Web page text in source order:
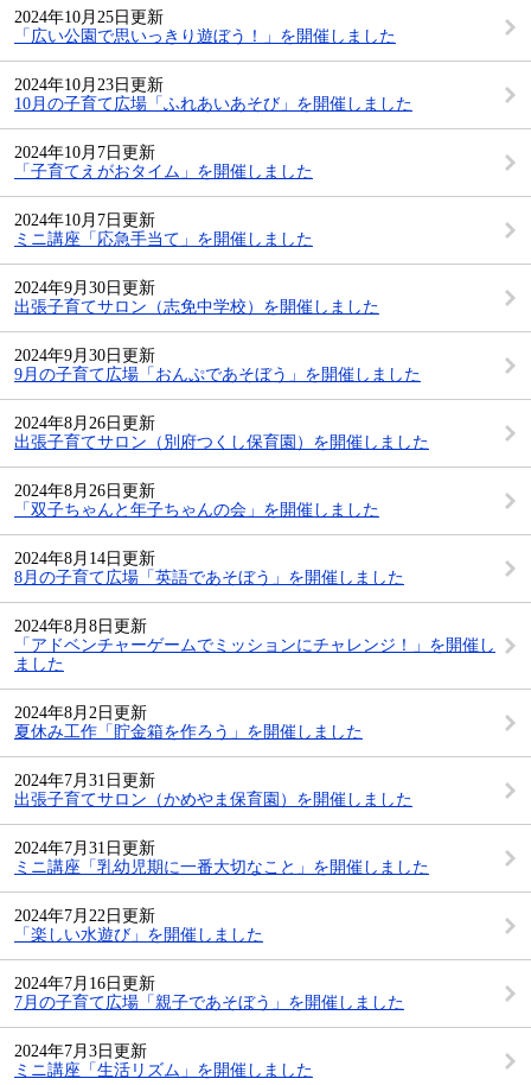
2024年10月25日更新
「広い公園で思いっきり遊ぼう！」を開催しました
2024年10月23日更新
10月の子育て広場「ふれあいあそび」を開催しました
2024年10月7日更新
「子育てえがおタイム」を開催しました
2024年10月7日更新
ミニ講座「応急手当て」を開催しました
2024年9月30日更新
出張子育てサロン（志免中学校）を開催しました
2024年9月30日更新
9月の子育て広場「おんぷであそぼう」を開催しました
2024年8月26日更新
出張子育てサロン（別府つくし保育園）を開催しました
2024年8月26日更新
「双子ちゃんと年子ちゃんの会」を開催しました
2024年8月14日更新
8月の子育て広場「英語であそぼう」を開催しました
2024年8月8日更新
「アドベンチャーゲームでミッションにチャレンジ！」を開催し
ました
2024年8月2日更新
夏休み工作「貯金箱を作ろう」を開催しました
2024年7月31日更新
出張子育てサロン（かめやま保育園）を開催しました
2024年7月31日更新
ミニ講座「乳幼児期に一番大切なこと」を開催しました
2024年7月22日更新
「楽しい水遊び」を開催しました
2024年7月16日更新
7月の子育て広場「親子であそぼう」を開催しました
2024年7月3日更新
ミニ講座「生活リズム」を開催しました